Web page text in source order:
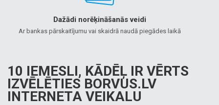
Dažādi norēķināšanās veidi
Ar bankas pārskaitījumu vai skaidrā naudā piegādes laikā
10 IEMESLI, KĀDĒĻ IR VĒRTS
IZVĒLĒTIES BORVUS.LV
INTERNETA VEIKALU